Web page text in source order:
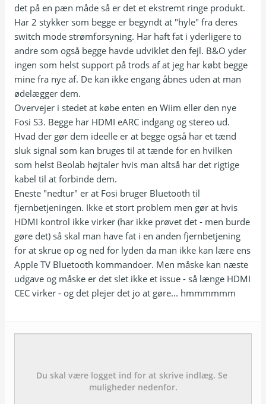
det på en pæn måde så er det et ekstremt ringe produkt.
Har 2 stykker som begge er begyndt at "hyle" fra deres
switch mode strømforsyning. Har haft fat i yderligere to
andre som også begge havde udviklet den fejl. B&O yder
ingen som helst support på trods af at jeg har købt begge
mine fra nye af. De kan ikke engang åbnes uden at man
ødelægger dem.
Overvejer i stedet at købe enten en Wiim eller den nye
Fosi S3. Begge har HDMI eARC indgang og stereo ud.
Hvad der gør dem ideelle er at begge også har et tænd
sluk signal som kan bruges til at tænde for en hvilken
som helst Beolab højtaler hvis man altså har det rigtige
kabel til at forbinde dem.
Eneste "nedtur" er at Fosi bruger Bluetooth til
fjernbetjeningen. Ikke et stort problem men gør at hvis
HDMI kontrol ikke virker (har ikke prøvet det - men burde
gøre det) så skal man have fat i en anden fjernbetjening
for at skrue op og ned for lyden da man ikke kan lære ens
Apple TV Bluetooth kommandoer. Men måske kan næste
udgave og måske er det slet ikke et issue - så længe HDMI
CEC virker - og det plejer det jo at gøre... hmmmmmm